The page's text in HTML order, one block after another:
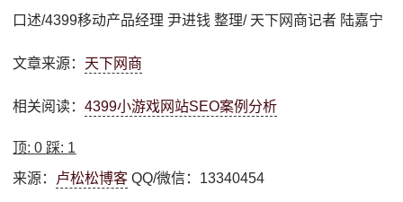
口述/4399移动产品经理 尹进钱 整理/ 天下网商记者 陆嘉宁
文章来源： 天下网商
相关阅读：4399小游戏网站SEO案例分析
顶:0 踩: 1
来源： 卢松松博客 QQ/微信：13340454